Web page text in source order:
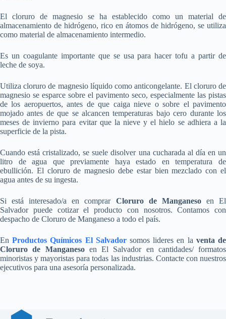
El cloruro de magnesio se ha establecido como un material de
almacenamiento de hidrógeno, rico en átomos de hidrógeno, se utiliza
como material de almacenamiento intermedio.
Es un coagulante importante que se usa para hacer tofu a partir de
leche de soya.
Utiliza cloruro de magnesio líquido como anticongelante. El cloruro de
magnesio se esparce sobre el pavimento seco, especialmente las pistas
de los aeropuertos, antes de que caiga nieve o sobre el pavimento
mojado antes de que se alcancen temperaturas bajo cero durante los
meses de invierno para evitar que la nieve y el hielo se adhiera a la
superficie de la pista.
Cuando está cristalizado, se suele disolver una cucharada al día en un
litro de agua que previamente haya estado en temperatura de
ebullición. El cloruro de magnesio debe estar bien mezclado con el
agua antes de su ingesta.
Si está interesado/a en comprar Cloruro de Manganeso en El
Salvador puede cotizar el producto con nosotros. Contamos con
despacho de Cloruro de Manganeso a todo el país.
EnProductos Químicos El Salvadorsomos lideres en la venta de
Cloruro de Manganeso en El Salvador en cantidades/ formatos
minoristas y mayoristas para todas las industrias. Contacte con nuestros
ejecutivos para una asesoría personalizada.